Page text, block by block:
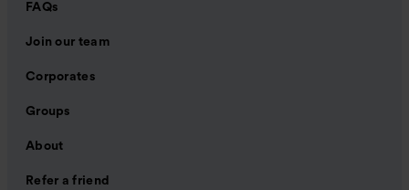
FAQs
Join our team
Corporates
Groups
About
Refer a friend